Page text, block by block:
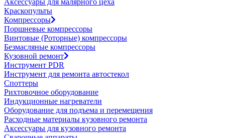
Краскопульты
Компрессоры
Поршневые компрессоры
Винтовые (Роторные) компрессоры
Безмасляные компрессоры
Кузовной ремонт
Инструмент PDR
Инструмент для ремонта автостекол
Споттеры
Рихтовочное оборудование
Индукционные нагреватели
Оборудование для подъема и перемещения
Расходные материалы кузовного ремонта
Аксессуары для кузовного ремонта